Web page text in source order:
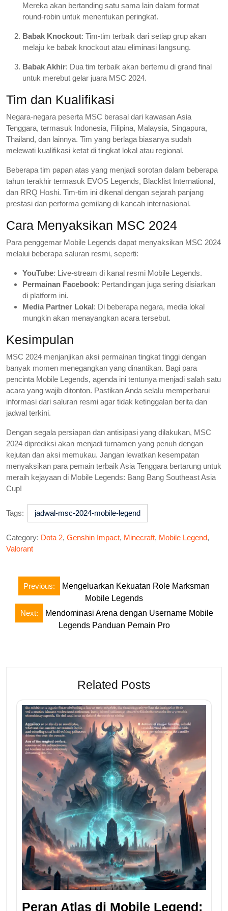
Mereka akan bertanding satu sama lain dalam format
round-robin untuk menentukan peringkat.
Babak Knockout: Tim-tim terbaik dari setiap grup akan
melaju ke babak knockout atau eliminasi langsung.
Babak Akhir: Dua tim terbaik akan bertemu di grand final
untuk merebut gelar juara MSC 2024.
Tim dan Kualifikasi
Negara-negara peserta MSC berasal dari kawasan Asia
Tenggara, termasuk Indonesia, Filipina, Malaysia, Singapura,
Thailand, dan lainnya. Tim yang berlaga biasanya sudah
melewati kualifikasi ketat di tingkat lokal atau regional.
Beberapa tim papan atas yang menjadi sorotan dalam beberapa
tahun terakhir termasuk EVOS Legends, Blacklist International,
dan RRQ Hoshi. Tim-tim ini dikenal dengan sejarah panjang
prestasi dan performa gemilang di kancah internasional.
Cara Menyaksikan MSC 2024
Para penggemar Mobile Legends dapat menyaksikan MSC 2024
melalui beberapa saluran resmi, seperti:
YouTube: Live-stream di kanal resmi Mobile Legends.
Permainan Facebook: Pertandingan juga sering disiarkan
di platform ini.
Media Partner Lokal: Di beberapa negara, media lokal
mungkin akan menayangkan acara tersebut.
Kesimpulan
MSC 2024 menjanjikan aksi permainan tingkat tinggi dengan
banyak momen menegangkan yang dinantikan. Bagi para
pencinta Mobile Legends, agenda ini tentunya menjadi salah satu
acara yang wajib ditonton. Pastikan Anda selalu memperbarui
informasi dari saluran resmi agar tidak ketinggalan berita dan
jadwal terkini.
Dengan segala persiapan dan antisipasi yang dilakukan, MSC
2024 diprediksi akan menjadi turnamen yang penuh dengan
kejutan dan aksi memukau. Jangan lewatkan kesempatan
menyaksikan para pemain terbaik Asia Tenggara bertarung untuk
meraih kejayaan di Mobile Legends: Bang Bang Southeast Asia
Cup!
Tags: jadwal-msc-2024-mobile-legend
Category: Dota 2, Genshin Impact, Minecraft, Mobile Legend,
Valorant
Post
navigation
Previous:
Mengeluarkan Kekuatan Role Marksman
Mobile Legends
Next:
Mendominasi Arena dengan Username Mobile
Legends Panduan Pemain Pro
Related Posts
Peran Atlas di Mobile Legend: